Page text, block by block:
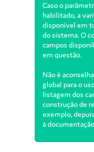
Caso o
habilitado, a
disponível em
do sistema. O
campos
em questão.
Não é
global para o
listagem dos
construção de
exemplo,
à